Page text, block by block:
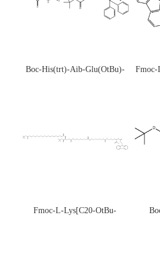
Boc-His(trt)-Aib-Glu(OtBu)-
Fmoc-
Fmoc-L-Lys[C20-OtBu-